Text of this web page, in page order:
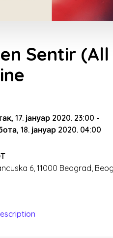
Sentir
17. јануар 2020. 23:00 -
18. јануар 2020. 04:00
6, 11000 Beograd,